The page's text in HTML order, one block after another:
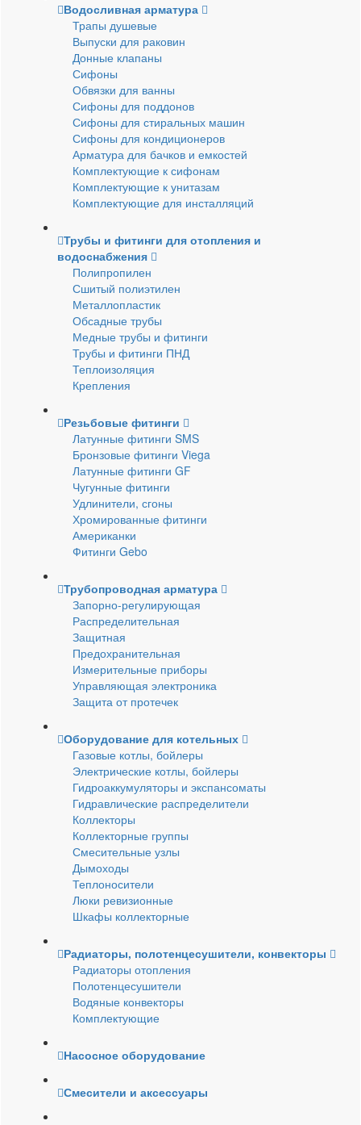
Водосливная арматура
Трапы душевые
Выпуски для раковин
Донные клапаны
Сифоны
Обвязки для ванны
Сифоны для поддонов
Сифоны для стиральных машин
Сифоны для кондиционеров
Арматура для бачков и емкостей
Комплектующие к сифонам
Комплектующие к унитазам
Комплектующие для инсталляций
Трубы и фитинги для отопления и
водоснабжения
Полипропилен
Сшитый полиэтилен
Металлопластик
Обсадные трубы
Медные трубы и фитинги
Трубы и фитинги ПНД
Теплоизоляция
Крепления
Резьбовые фитинги
Латунные фитинги SMS
Бронзовые фитинги Viega
Латунные фитинги GF
Чугунные фитинги
Удлинители, сгоны
Хромированные фитинги
Американки
Фитинги Gebo
Трубопроводная арматура
Запорно-регулирующая
Распределительная
Защитная
Предохранительная
Измерительные приборы
Управляющая электроника
Защита от протечек
Оборудование для котельных
Газовые котлы, бойлеры
Электрические котлы, бойлеры
Гидроаккумуляторы и экспансоматы
Гидравлические распределители
Коллекторы
Коллекторные группы
Смесительные узлы
Дымоходы
Теплоносители
Люки ревизионные
Шкафы коллекторные
Радиаторы, полотенцесушители, конвекторы
Радиаторы отопления
Полотенцесушители
Водяные конвекторы
Комплектующие
Насосное оборудование
Смесители и аксессуары